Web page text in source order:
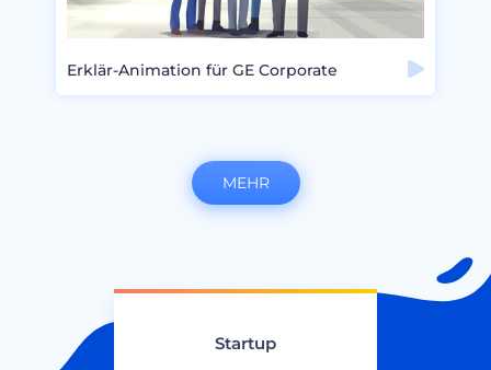
Erklär-Animation für GE Corporate
MEHR
Startup